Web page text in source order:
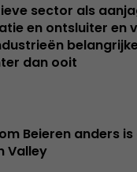
sector als
en ontsluiter en
dan ooit
Beieren anders is
Valley